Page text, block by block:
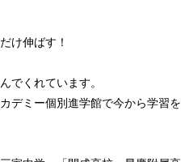
け伸ばす！
でくれています。
デミー個別進学館で今から学習を